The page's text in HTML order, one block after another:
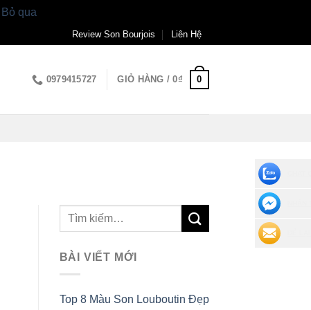
Bỏ qua
Review Son Bourjois Liên Hệ
0979415727 GIỎ HÀNG /0₫ 0
BÀI VIẾT MỚI
Top 8 Màu Son Louboutin Đẹp